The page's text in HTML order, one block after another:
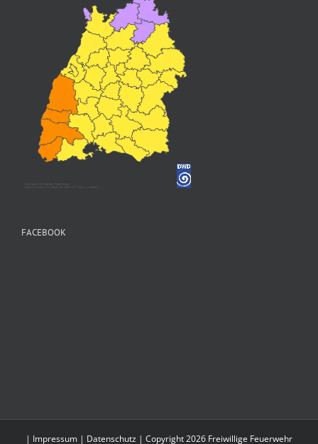
FACEBOOK
| Impressum | Datenschutz | Copyright 2026 Freiwillige Feuerwehr